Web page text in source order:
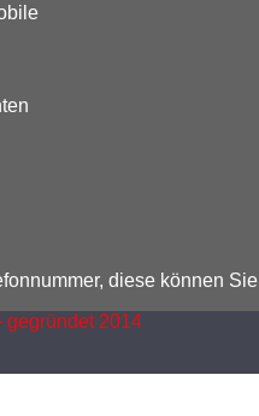
diese können Sie
gegründet 2014